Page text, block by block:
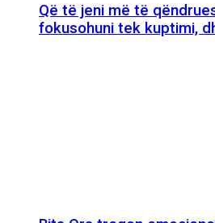
Që të jeni më të
fokusohuni tek kuptimi,